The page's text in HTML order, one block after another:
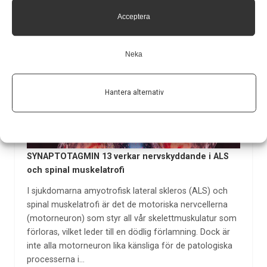
Acceptera
Neka
Hantera alternativ
SYNAPTOTAGMIN 13 verkar nervskyddande i ALS
och spinal muskelatrofi
I sjukdomarna amyotrofisk lateral skleros (ALS) och
spinal muskelatrofi är det de motoriska nervcellerna
(motorneuron) som styr all vår skelettmuskulatur som
förloras, vilket leder till en dödlig förlamning. Dock är
inte alla motorneuron lika känsliga för de patologiska
processerna i…